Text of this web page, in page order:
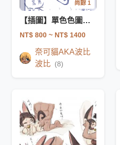
尚餘 1
【插圖】單色色圖塗鴉(激烈向)
NT$ 800 ~ NT$ 1400
奈可貓AKA波比
波比 (8)